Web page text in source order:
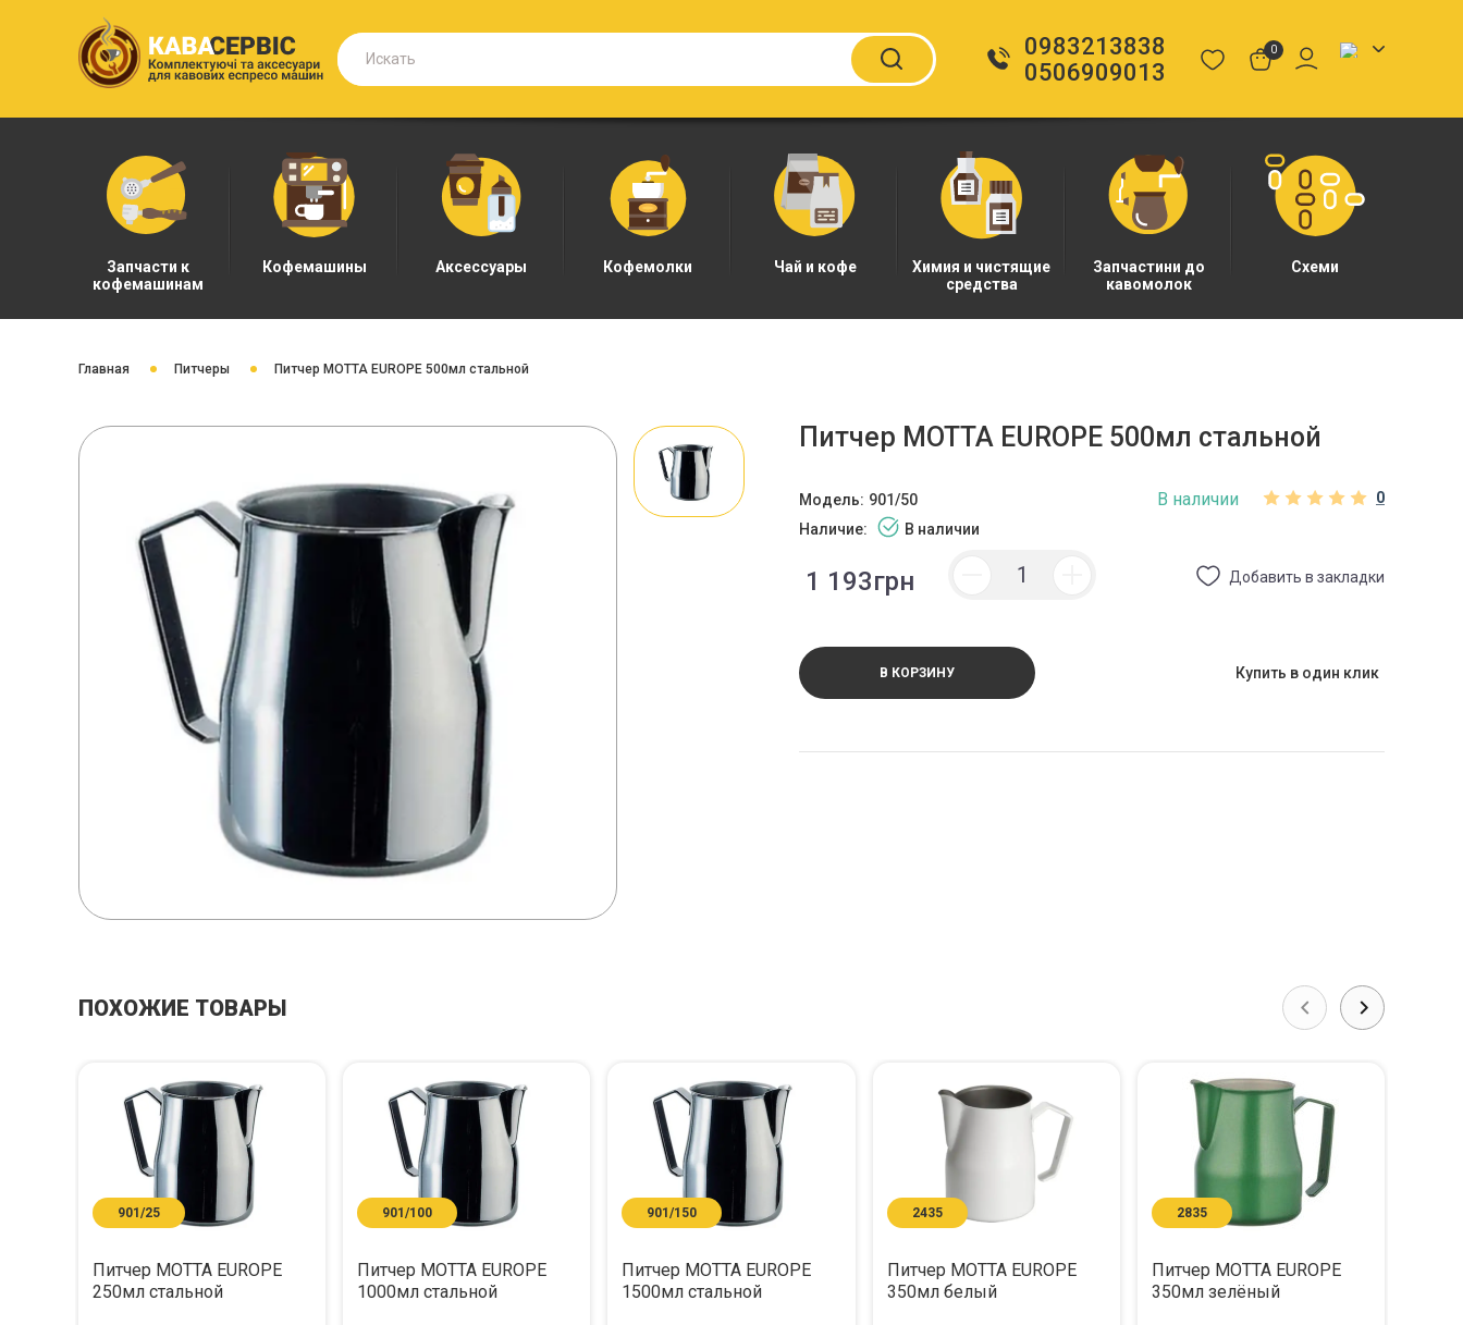
0983213838
0506909013
0
Запчасти к
кофемашинам
Кофемашины Аксессуары Кофемолки Чай и кофе
Химия и чистящие
средства
Запчастини до
кавомолок
Схеми
Главная Питчеры Питчер MOTTA EUROPE 500мл стальной
Питчер MOTTA EUROPE 500мл стальной
Модель: 901/50
Наличие:
В наличии
В наличии 0
1 193грн Добавить в закладки
В КОРЗИНУ Купить в один клик
ПОХОЖИЕ ТОВАРЫ
901/25
Питчер MOTTA EUROPE
250мл стальной
901/100
Питчер MOTTA EUROPE
1000мл стальной
901/150
Питчер MOTTA EUROPE
1500мл стальной
2435
Питчер MOTTA EUROPE
350мл белый
2835
Питчер MOTTA EUROPE
350мл зелёный